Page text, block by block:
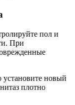
пол и
При
установите новый
плотно